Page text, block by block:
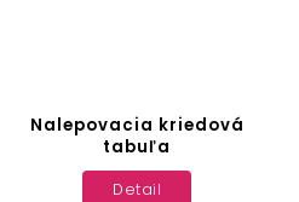
Nalepovacia kriedová
tabuľa
Detail